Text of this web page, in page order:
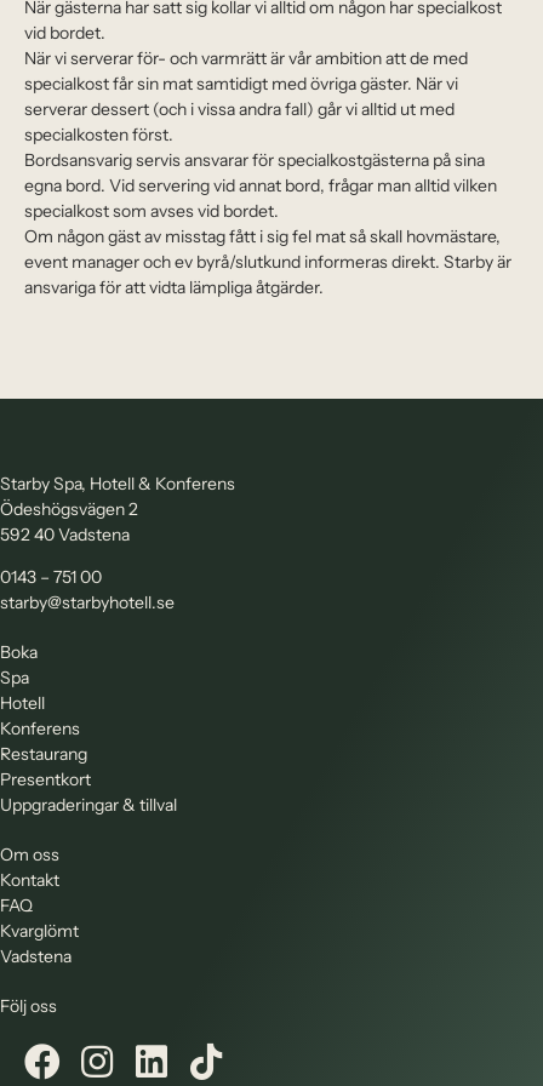
När gästerna har satt sig kollar vi alltid om någon har specialkost
vid bordet.
När vi serverar för- och varmrätt är vår ambition att de med
specialkost får sin mat samtidigt med övriga gäster. När vi
serverar dessert (och i vissa andra fall) går vi alltid ut med
specialkosten först.
Bordsansvarig servis ansvarar för specialkostgästerna på sina
egna bord. Vid servering vid annat bord, frågar man alltid vilken
specialkost som avses vid bordet.
Om någon gäst av misstag fått i sig fel mat så skall hovmästare,
event manager och ev byrå/slutkund informeras direkt. Starby är
ansvariga för att vidta lämpliga åtgärder.
Starby Spa, Hotell & Konferens
Ödeshögsvägen 2
592 40 Vadstena
0143 – 751 00
starby@starbyhotell.se
Boka
Spa
Hotell
Konferens
Restaurang
Presentkort
Uppgraderingar & tillval
Om oss
Kontakt
FAQ
Kvarglömt
Vadstena
Följ oss